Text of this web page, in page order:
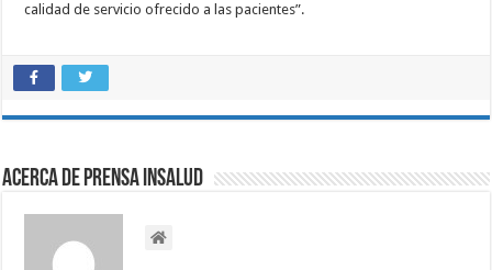
calidad de servicio ofrecido a las pacientes”.
Acerca de Prensa INSALUD